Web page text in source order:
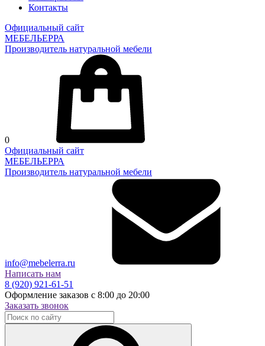
Контакты
Официальный сайт
МЕБЕЛЬЕРРА
Производитель натуральной мебели
0
Официальный сайт
МЕБЕЛЬЕРРА
Производитель натуральной мебели
info@mebelerra.ru
Написать нам
8 (920) 921-61-51
Оформление заказов с 8:00 до 20:00
Заказать звонок